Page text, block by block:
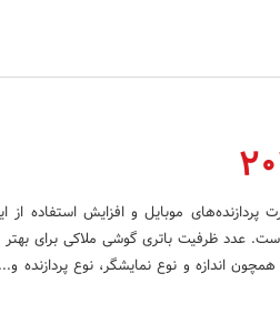
پردازنده‌های موبایل و افزایش استفاده از
عدد ظرفیت باتری گوشی ملاکی برای
اندازه و نوع نمایشگر، نوع پردازنده